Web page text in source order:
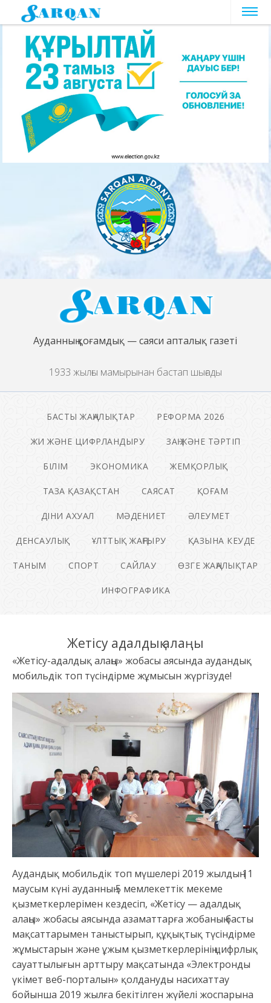
Ауданның қоғамдық — саяси апталық газеті
1933 жылғы мамырынан бастап шығады
БАСТЫ ЖАҢАЛЫҚТАР РЕФОРМА 2026
ЖИ ЖӘНЕ ЦИФРЛАНДЫРУ ЗАҢ ЖӘНЕ ТӘРТІП
БІЛІМ ЭКОНОМИКА ЖЕМҚОРЛЫҚ
ТАЗА ҚАЗАҚСТАН САЯСАТ ҚОҒАМ
ДІНИ АХУАЛ МӘДЕНИЕТ ӘЛЕУМЕТ
ДЕНСАУЛЫҚ ҰЛТТЫҚ ЖАҢҒЫРУ ҚАЗЫНА КЕУДЕ
ТАНЫМ СПОРТ САЙЛАУ ӨЗГЕ ЖАҢАЛЫҚТАР
ИНФОГРАФИКА
Жетісу адалдық алаңы
«Жетісу-адалдық алаңы» жобасы аясында аудандық
мобильдік топ түсіндірме жұмысын жүргізуде!
Аудандық мобильдік топ мүшелері 2019 жылдың 11
маусым күні ауданның 5 мемлекеттік мекеме
қызметкерлерімен кездесіп, «Жетісу — адалдық
алаңы» жобасы аясында азаматтарға жобаның басты
мақсаттарымен таныстырып, құқықтық түсіндірме
жұмыстарын және ұжым қызметкерлерінің цифрлық
сауаттылығын арттыру мақсатында «Электронды
үкімет веб-порталын» қолдануды насихаттау
бойынша 2019 жылға бекітілген жүйелі жоспарына